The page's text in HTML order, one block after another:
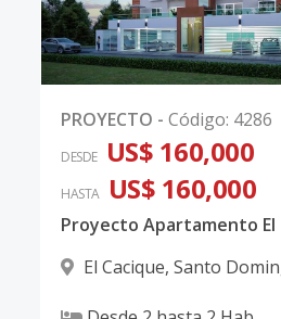
PROYECTO - Código: 4286
DESDE US$ 160,000
HASTA US$ 160,000
El Cacique, Santo